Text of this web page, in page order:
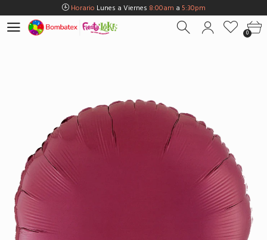
Horario Lunes a Viernes 8:00am a 5:30pm
HorarioSábados
5:00pm
HorarioDomingos y Fest.9:00ama
0